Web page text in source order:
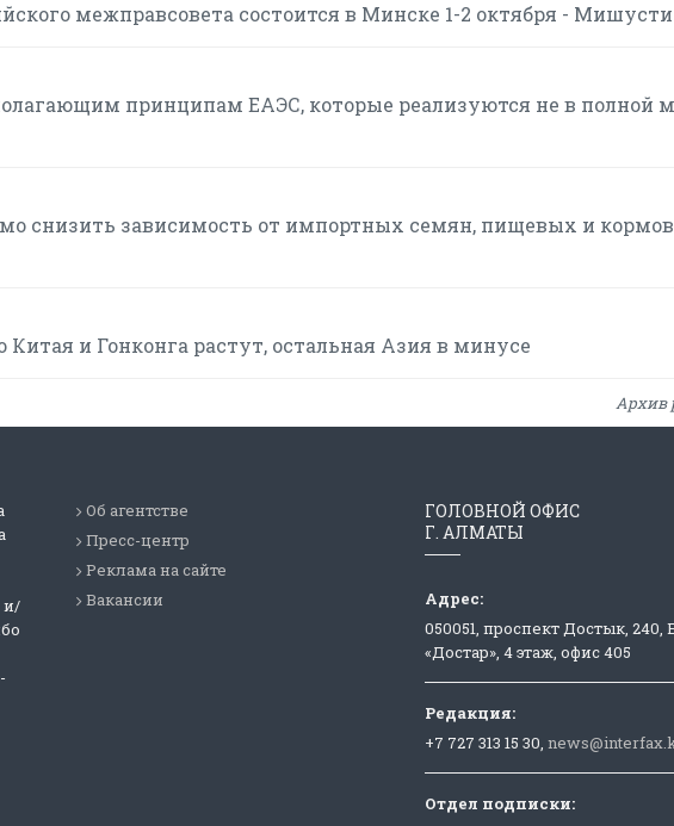
межправсовета состоится в Минске 1-2 октября -
принципам ЕАЭС, которые реализуются не в полной
снизить зависимость от импортных семян, пищевых и
и Гонконга растут, остальная Азия в минусе
Архив
и/
Об агентстве
Пресс-центр
Реклама на сайте
Вакансии
ГОЛОВНОЙ ОФИС
Г. АЛМАТЫ
Адрес:
050051, проспект Достык, 240,
«Достар», 4 этаж, офис 405
Редакция:
+7 727 313 15 30,
Отдел подписки: